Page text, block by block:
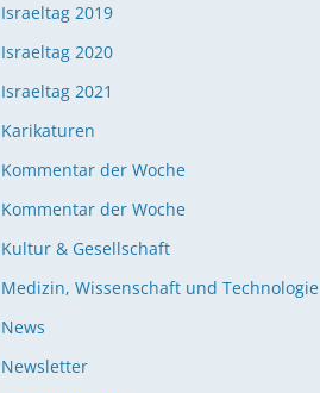
Israeltag 2019
Israeltag 2020
Israeltag 2021
Karikaturen
Kommentar der Woche
Kommentar der Woche
Kultur & Gesellschaft
Medizin, Wissenschaft und Technologie
News
Newsletter